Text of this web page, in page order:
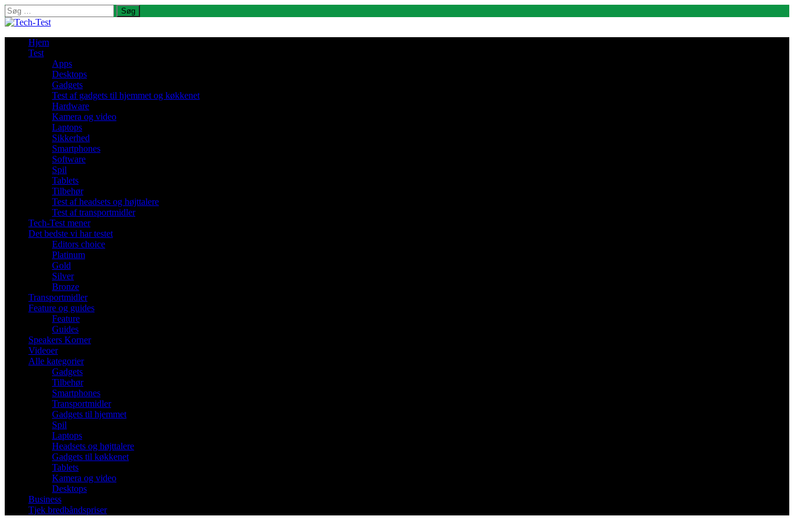
Søg
efter:
Hjem
Test
Apps
Desktops
Gadgets
Test af gadgets til hjemmet og køkkenet
Hardware
Kamera og video
Laptops
Sikkerhed
Smartphones
Software
Spil
Tablets
Tilbehør
Test af headsets og højttalere
Test af transportmidler
Tech-Test mener
Det bedste vi har testet
Editors choice
Platinum
Gold
Silver
Bronze
Transportmidler
Feature og guides
Feature
Guides
Speakers Korner
Videoer
Alle kategorier
Gadgets
Tilbehør
Smartphones
Transportmidler
Gadgets til hjemmet
Spil
Laptops
Headsets og højttalere
Gadgets til køkkenet
Tablets
Kamera og video
Desktops
Business
Tjek bredbåndspriser